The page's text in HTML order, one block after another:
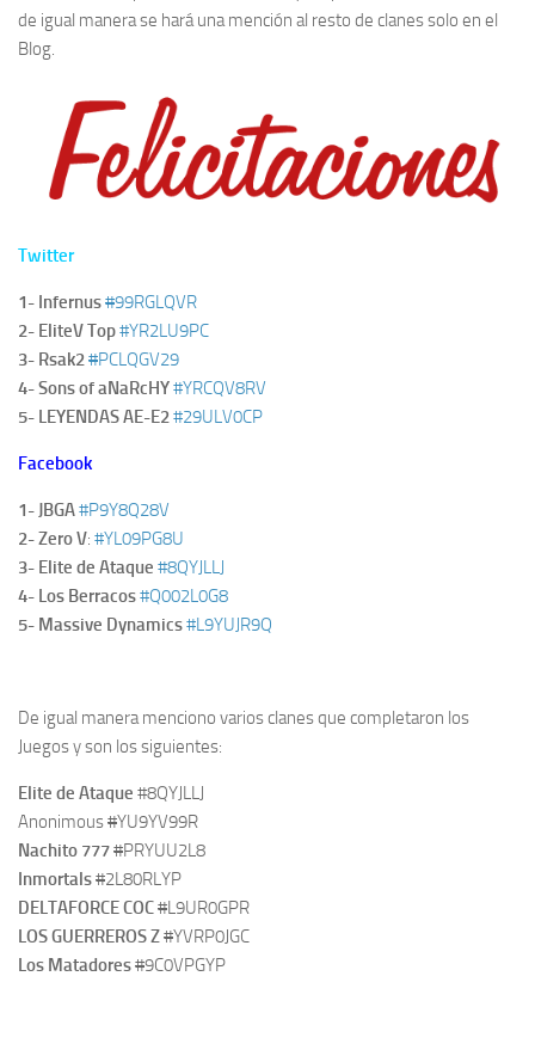
de igual manera se hará una mención al resto de clanes solo en el
Blog.
Twitter
1- Infernus#99RGLQVR
2- EliteV Top#YR2LU9PC
3- Rsak2 #PCLQGV29
4- Sons of aNaRcHY#YRCQV8RV
5- LEYENDAS AE-E2 #29ULV0CP
Facebook
1- JBGA#P9Y8Q28V
2- Zero V: #YL09PG8U
3- Elite de Ataque #8QYJLLJ
4- Los Berracos#Q002L0G8
5- Massive Dynamics#L9YUJR9Q
De igual manera menciono varios clanes que completaron los
Juegos y son los siguientes:
Elite de Ataque #8QYJLLJ
Anonimous#YU9YV99R
Nachito 777#PRYUU2L8
Inmortals#2L80RLYP
DELTAFORCE COC#L9UR0GPR
LOS GUERREROS Z#YVRP0JGC
Los Matadores#9C0VPGYP